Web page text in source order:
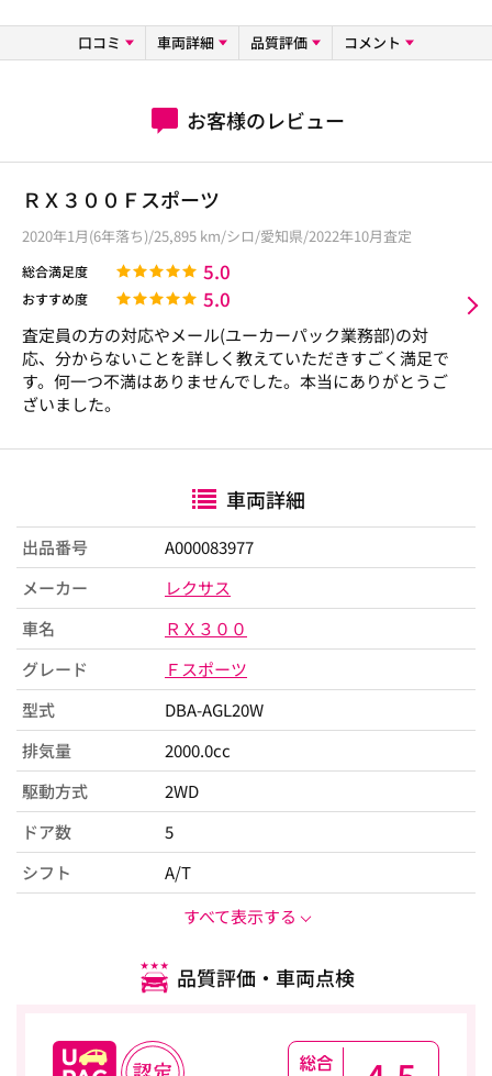
口コミ 車両詳細 品質評価 コメント
お客様のレビュー
ＲＸ３００Ｆスポーツ
2020年1月(6年落ち)/25,895 km/シロ/愛知県/2022年10月査定
総合満足度 5.0
おすすめ度 5.0
査定員の方の対応やメール(ユーカーパック業務部)の対
応、分からないことを詳しく教えていただきすごく満足で
す。何一つ不満はありませんでした。本当にありがとうご
ざいました。
車両詳細
出品番号
A000083977
メーカー
レクサス
車名
ＲＸ３００
グレード
Ｆスポーツ
型式
DBA-AGL20W
排気量
2000.0cc
駆動方式
2WD
ドア数
5
シフト
A/T
すべて表示する
品質評価・車両点検